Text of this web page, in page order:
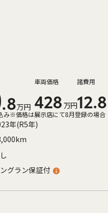
.8万円
車両価格
428 万円
諸費用
12.8
み※価格は展示店にて8月登録の場合
年(R5年)
グラン保証付